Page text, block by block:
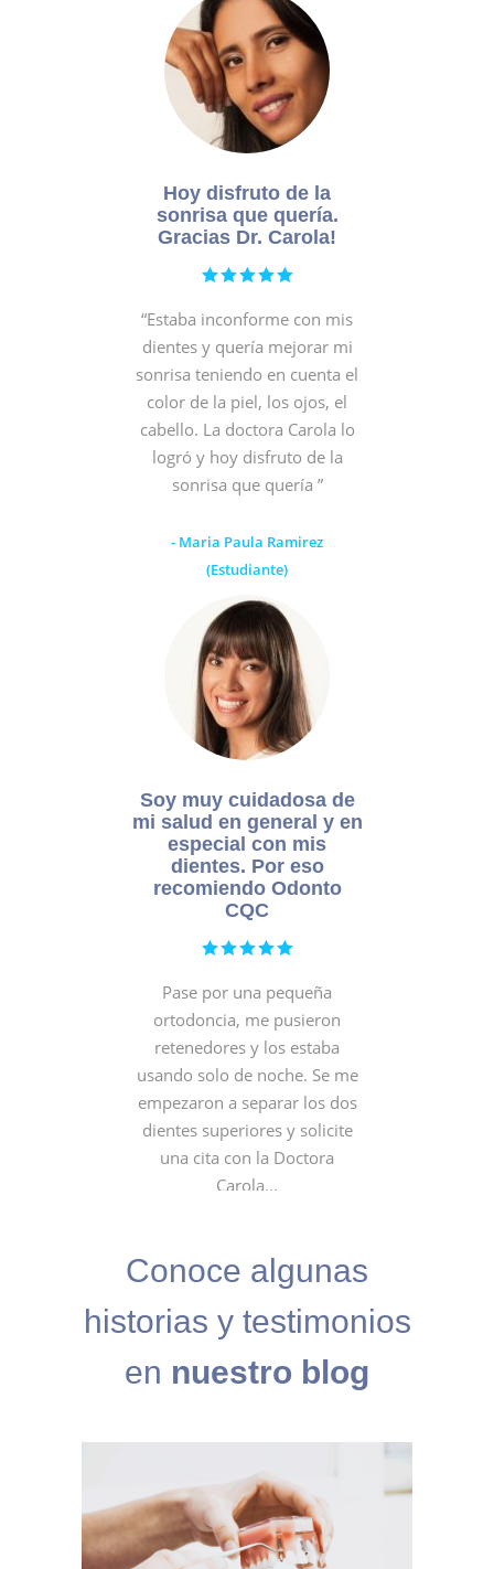
Hoy disfruto de la
sonrisa que quería.
Gracias Dr. Carola!
“Estaba inconforme con mis
dientes y quería mejorar mi
sonrisa teniendo en cuenta el
color de la piel, los ojos, el
cabello. La doctora Carola lo
logró y hoy disfruto de la
sonrisa que quería ”
- Maria Paula Ramirez
(Estudiante)
Soy muy cuidadosa de
mi salud en general y en
especial con mis
dientes. Por eso
recomiendo Odonto
CQC
Pase por una pequeña
ortodoncia, me pusieron
retenedores y los estaba
usando solo de noche. Se me
empezaron a separar los dos
dientes superiores y solicite
una cita con la Doctora
Carola...
Industrial
Conoce algunas
historias y testimonios
en nuestro blog